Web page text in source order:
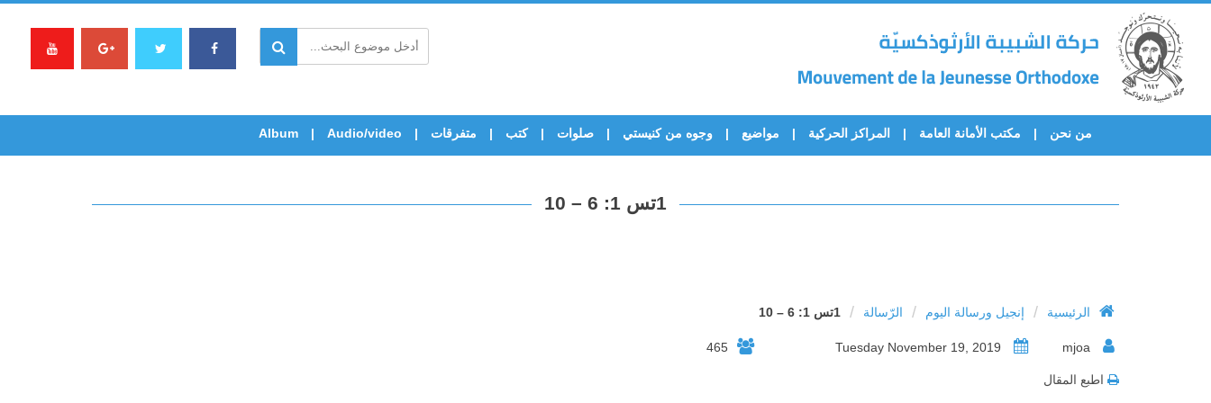
من نحن مكتب الأمانة العامة المراكز الحركية مواضيع وجوه من كنيستي صلوات كتب متفرقات Audio/video
Album
1تس 1: 6 – 10
الرئيسية / إنجيل ورسالة اليوم / الرّسالة / 1تس 1: 6 – 10
465
اطبع المقال